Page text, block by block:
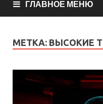
ГЛАВНОЕ МЕНЮ
МЕТКА: ВЫСОКИЕ